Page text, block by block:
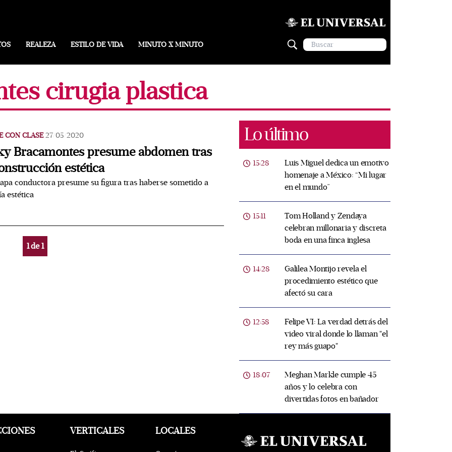
REALEZA ESTILO DE VIDA MINUTO X MINUTO
cirugia plastica
CON CLASE 27/05/2020
Bracamontes presume abdomen tras
estética
conductora presume su figura tras haberse sometido a
estética
1de1
Lo último
15:28
Luis Miguel dedica un emotivo
homenaje a México: “Mi lugar
en el mundo”
15:11
Tom Holland y Zendaya
celebran millonaria y discreta
boda en una finca inglesa
14:28
Galilea Montijo revela el
procedimiento estético que
afectó su cara
12:58
Felipe VI: La verdad detrás del
video viral donde lo llaman "el
rey más guapo"
18:07
Meghan Markle cumple 45
años y lo celebra con
divertidas fotos en bañador
VERTICALES LOCALES